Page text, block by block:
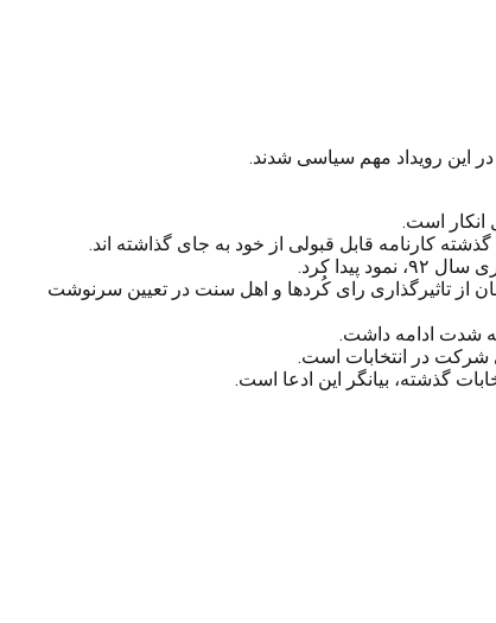
این رویداد مهم سیاسی شدند.
انکار است.
کارنامه قابل قبولی از خود به جای گذاشته اند.
کرد.
و امید داشت و این مهم، نشان از تاثیرگذاری رای کُردها و اهل سنت در تعیین سرنوشت
به شدت ادامه داشت.
شرکت در انتخابات است.
گذشته، بیانگر این ادعا است.